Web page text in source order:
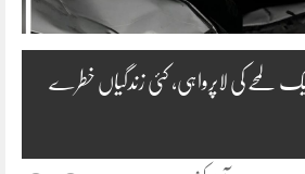
کی لاپرواہی، کئی زندگیاں خطرے